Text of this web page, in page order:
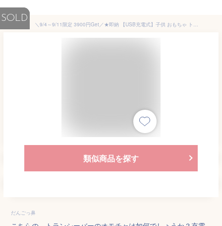
SOLD
＼9/4～9/11限定 3900円Get／★即納 【USB充電式】子供 おもちゃ トランシーバー おもちゃ 2台セット 子供 小型 おもちゃ 知育玩具 usb充電式 最大3km通話 同時通話 子供 誕生日 プレゼント 子どもの日 プレゼント 小学生 男の子 女の子 3歳4歳5歳 ギフト贈り物 送料無料
類似商品を探す
だんごっ鼻